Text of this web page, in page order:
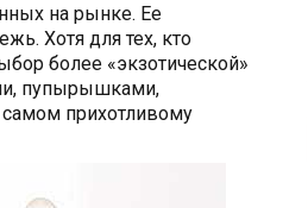
на рынке. Ее
Хотя для тех, кто
более «экзотической»
пупырышками,
самом прихотливому